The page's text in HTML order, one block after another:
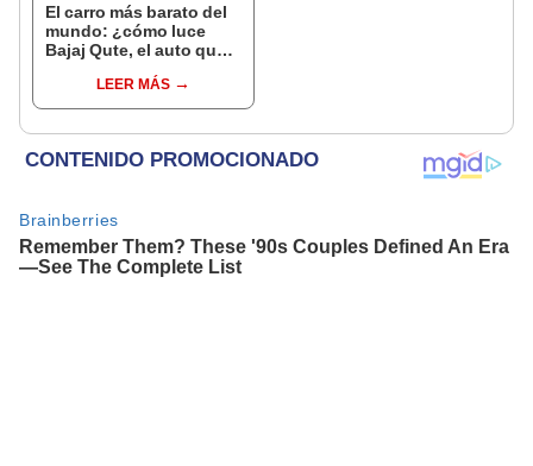
El carro más barato del
mundo: ¿cómo luce
Bajaj Qute, el auto que
dólares?LEER MÁS